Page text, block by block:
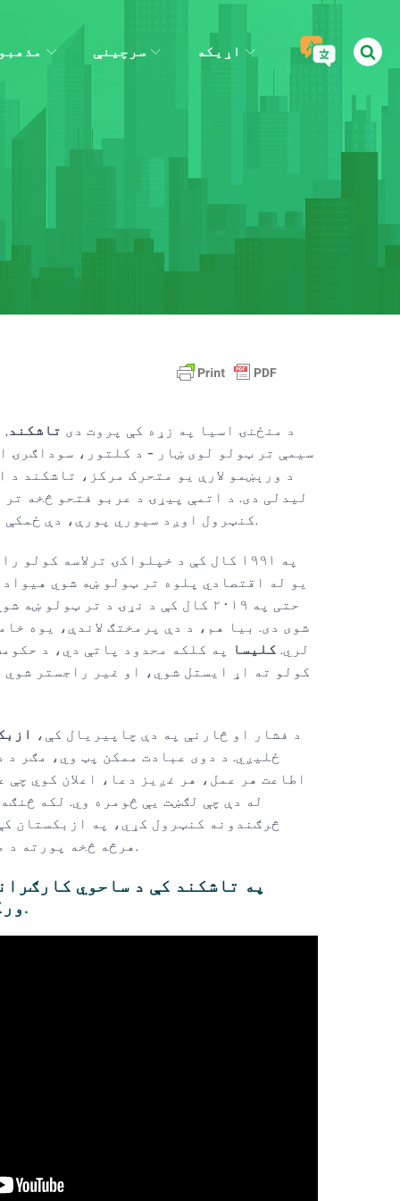
سرچینې اړیکه
د منځنۍ اسیا په زړه کې پروت دی تاشکند,
سیمې تر ټولو لوی ښار - د کلتور، سوداګرۍ
د ورېښمو لارې یو متحرک مرکز، تاشکند
لیدلی دی. د اتمې پیړۍ د عربو فتحو څخه
کنټرول اوږد سیوري پورې، دې ځمکې د بدلون پرتونه زغملي دي.
په ۱۹۹۱ کال کې د خپلواکۍ ترلاسه
یو له اقتصادي پلوه تر ټولو ښه شوي
حتی په ۲۰۱۹ کال کې د نړۍ د تر
شوی دی. بیا هم، د دې پرمختګ لاندې، یوه
لري. کلیسا
په کلکه محدود پاتې دي، د
کولو ته اړ ایستل شوي، او غیر راجستر
د فشار او څارنې په دې چاپیریال کې،
ځلیږي. د دوی عبادت ممکن پټ وي، مګر د
اطاعت هر عمل، هر غږیز دعا، اعلان کوي
له دې چې لګښت یې څومره وي. لکه
څرګندونه کنټرول کړي، په ازبکستان
هرڅه څخه پورته د مسیح قدر کول څه معنی لري.
په تاشکند کې د ساحوي
د ایپل اپلیکیشن.